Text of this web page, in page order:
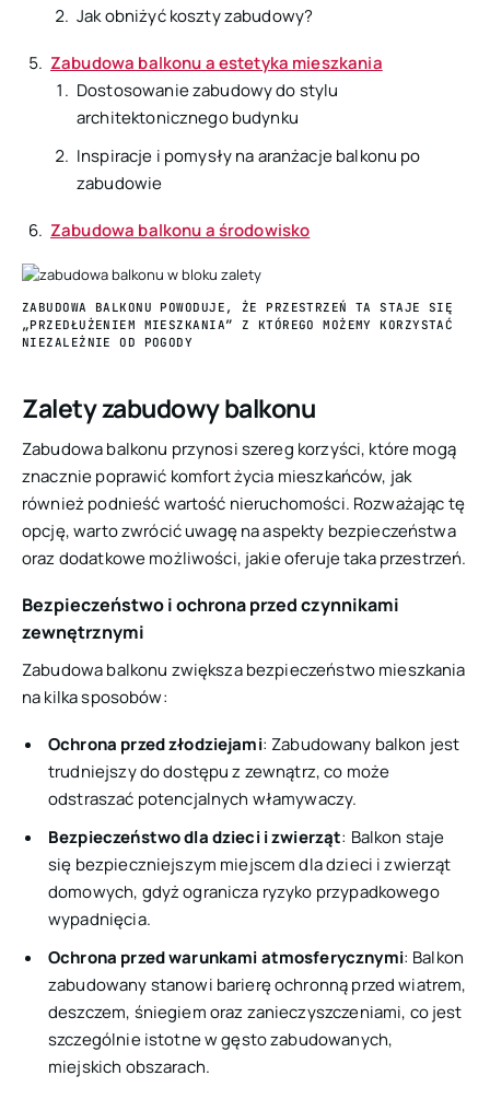
Jak obniżyć koszty zabudowy?
Zabudowa balkonu a estetyka mieszkania
Dostosowanie zabudowy do stylu
architektonicznego budynku
Inspiracje i pomysły na aranżacje balkonu po
zabudowie
Zabudowa balkonu a środowisko
ZABUDOWA BALKONU POWODUJE, ŻE PRZESTRZEŃ TA STAJE SIĘ
„PRZEDŁUŻENIEM MIESZKANIA” Z KTÓREGO MOŻEMY KORZYSTAĆ
NIEZALEŻNIE OD POGODY
Zalety zabudowy balkonu
Zabudowa balkonu przynosi szereg korzyści, które mogą
znacznie poprawić komfort życia mieszkańców, jak
również podnieść wartość nieruchomości. Rozważając tę
opcję, warto zwrócić uwagę na aspekty bezpieczeństwa
oraz dodatkowe możliwości, jakie oferuje taka przestrzeń.
Bezpieczeństwo i ochrona przed czynnikami
zewnętrznymi
Zabudowa balkonu zwiększa bezpieczeństwo mieszkania
na kilka sposobów:
Ochrona przed złodziejami: Zabudowany balkon jest
trudniejszy do dostępu z zewnątrz, co może
odstraszać potencjalnych włamywaczy.
Bezpieczeństwo dla dzieci i zwierząt: Balkon staje
się bezpieczniejszym miejscem dla dzieci i zwierząt
domowych, gdyż ogranicza ryzyko przypadkowego
wypadnięcia.
Ochrona przed warunkami atmosferycznymi: Balkon
zabudowany stanowi barierę ochronną przed wiatrem,
deszczem, śniegiem oraz zanieczyszczeniami, co jest
szczególnie istotne w gęsto zabudowanych,
miejskich obszarach.